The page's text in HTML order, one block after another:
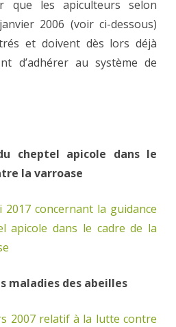
que les apiculteurs selon
2006 (voir ci-dessous)
et doivent dès lors déjà
d’adhérer au système de
cheptel apicole dans le
la varroase
concernant la guidance
apicole dans le cadre de la
maladies des abeilles
2007 relatif à la lutte contre